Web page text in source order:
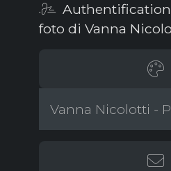
foto di Vanna
Vanna Nicolotti -